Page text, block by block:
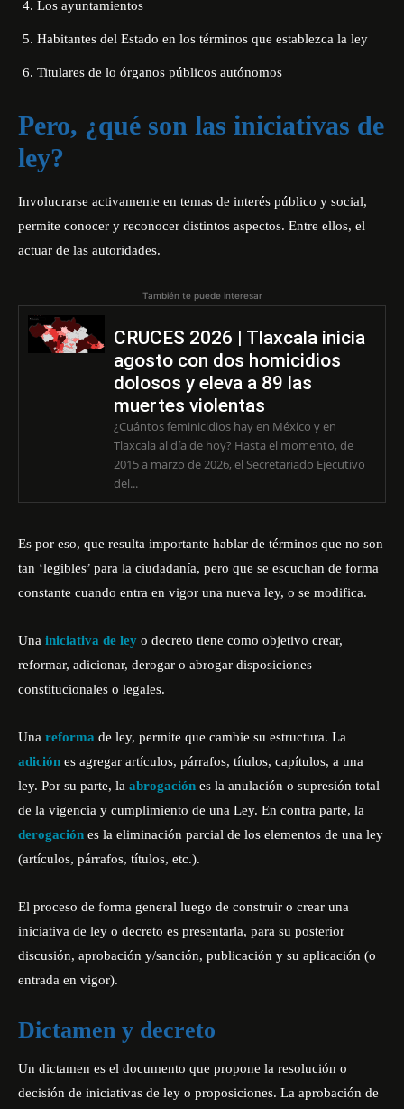
Los ayuntamientos
Habitantes del Estado en los términos que establezca la ley
Titulares de lo órganos públicos autónomos
Pero, ¿qué son las iniciativas de
ley?
Involucrarse activamente en temas de interés público y social,
permite conocer y reconocer distintos aspectos. Entre ellos, el
actuar de las autoridades.
También te puede interesar
CRUCES 2026 | Tlaxcala inicia
agosto con dos homicidios
dolosos y eleva a 89 las
muertes violentas
¿Cuántos feminicidios hay en México y en
Tlaxcala al día de hoy? Hasta el momento, de
2015 a marzo de 2026, el Secretariado Ejecutivo
del...
Es por eso, que resulta importante hablar de términos que no son
tan ‘legibles’ para la ciudadanía, pero que se escuchan de forma
constante cuando entra en vigor una nueva ley, o se modifica.
Una iniciativa de ley o decreto tiene como objetivo crear,
reformar, adicionar, derogar o abrogar disposiciones
constitucionales o legales.
Una reforma de ley, permite que cambie su estructura. La
adición es agregar artículos, párrafos, títulos, capítulos, a una
ley. Por su parte, la abrogación es la anulación o supresión total
de la vigencia y cumplimiento de una Ley. En contra parte, la
derogación es la eliminación parcial de los elementos de una ley
(artículos, párrafos, títulos, etc.).
El proceso de forma general luego de construir o crear una
iniciativa de ley o decreto es presentarla, para su posterior
discusión, aprobación y/sanción, publicación y su aplicación (o
entrada en vigor).
Dictamen y decreto
Un dictamen es el documento que propone la resolución o
decisión de iniciativas de ley o proposiciones. La aprobación de